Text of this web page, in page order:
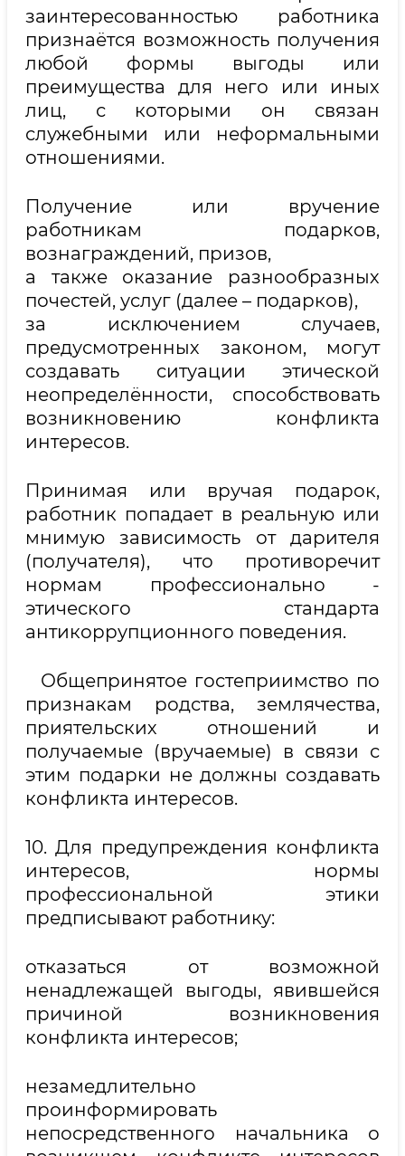
заинтересованностью работника
признаётся возможность получения
любой формы выгоды или
преимущества для него или иных
лиц, с которыми он связан
служебными или неформальными
отношениями.
Получение или вручение
работникам подарков,
вознаграждений, призов,
а также оказание разнообразных
почестей, услуг (далее – подарков),
за исключением случаев,
предусмотренных законом, могут
создавать ситуации этической
неопределённости, способствовать
возникновению конфликта
интересов.
Принимая или вручая подарок,
работник попадает в реальную или
мнимую зависимость от дарителя
(получателя), что противоречит
нормам профессионально -
этического стандарта
антикоррупционного поведения.
Общепринятое гостеприимство по
признакам родства, землячества,
приятельских отношений и
получаемые (вручаемые) в связи с
этим подарки не должны создавать
конфликта интересов.
10. Для предупреждения конфликта
интересов, нормы
профессиональной этики
предписывают работнику:
отказаться от возможной
ненадлежащей выгоды, явившейся
причиной возникновения
конфликта интересов;
незамедлительно
проинформировать
непосредственного начальника о